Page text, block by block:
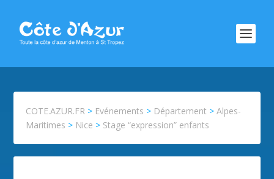
COTE.AZUR.FR > Evénements > Département >Alpes-
Maritimes > Nice > Stage “expression” enfants